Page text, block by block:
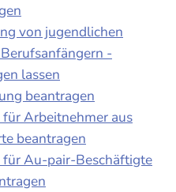
von jugendlichen
-
lassen
beantragen
Arbeitnehmer aus
beantragen
Au-pair-Beschäftigte